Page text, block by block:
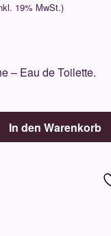
– Eau de Toilette.
In den Warenkorb